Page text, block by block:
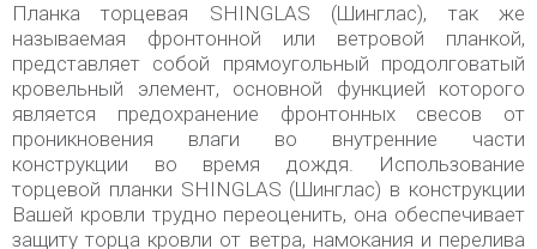
Планка торцевая SHINGLAS (Шинглас), так же
называемая фронтонной или ветровой планкой,
представляет собой прямоугольный продолговатый
кровельный элемент, основной функцией которого
является предохранение фронтонных свесов от
проникновения влаги во внутренние части
конструкции во время дождя. Использование
торцевой планки SHINGLAS (Шинглас) в конструкции
Вашей кровли трудно переоценить, она обеспечивает
защиту торца кровли от ветра, намокания и перелива